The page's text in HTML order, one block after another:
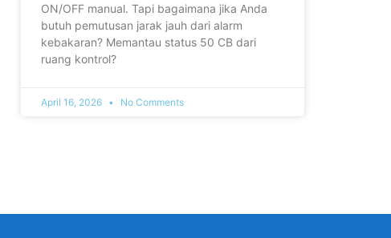
ON/OFF manual. Tapi bagaimana jika Anda
butuh pemutusan jarak jauh dari alarm
kebakaran? Memantau status 50 CB dari
ruang kontrol?
April 16, 2026 No Comments